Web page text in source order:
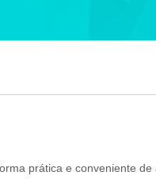
prática e conveniente